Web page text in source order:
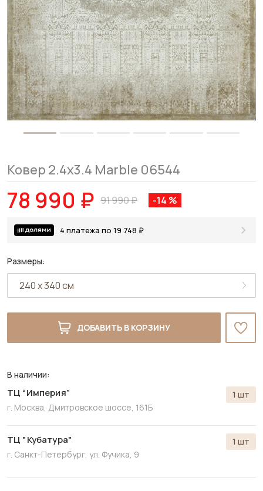
Ковер 2.4x3.4 Marble 06544
78 990 ₽ 91 990 ₽ -14 %
4 платежа по 19 748 ₽
Размеры:
ДОБАВИТЬ В КОРЗИНУ
В наличии:
ТЦ “Империя”
г. Москва, Дмитровское шоссе, 161Б
1 шт
ТЦ "Кубатура"
г. Санкт-Петербург, ул. Фучика, 9
1 шт